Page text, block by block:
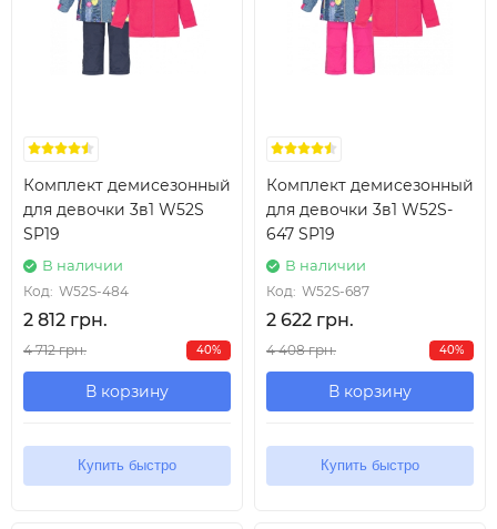
Комплект демисезонный
для девочки 3в1 W52S
SP19
В наличии
Код: W52S-484
2 812 грн.
4 712 грн. 40%
В корзину
Купить быстро
Комплект демисезонный
для девочки 3в1 W52S-
647 SP19
В наличии
Код: W52S-687
2 622 грн.
4 408 грн. 40%
В корзину
Купить быстро